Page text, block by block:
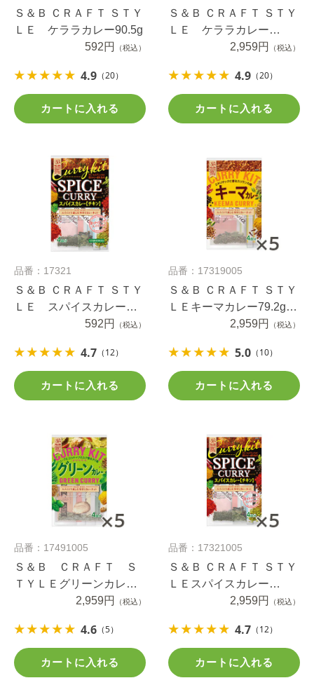
Ｓ＆Ｂ ＣＲＡＦＴ ＳＴＹ
ＬＥ ケララカレー90.5g
592円
（税込）
4.9 （20）
カートに入れる
Ｓ＆Ｂ ＣＲＡＦＴ ＳＴＹ
ＬＥ ケララカレー
2,959円 （税込）
4.9 （20）
カートに入れる
品番：17321
Ｓ＆Ｂ ＣＲＡＦＴ ＳＴＹ
ＬＥ スパイスカレー
592円 （税込）
4.7 （12）
カートに入れる
品番：17319005
Ｓ＆Ｂ ＣＲＡＦＴ ＳＴＹ
ＬＥキーマカレー79.2g×5
2,959円 （税込）
5.0 （10）
カートに入れる
品番：17491005
Ｓ＆Ｂ ＣＲＡＦＴ Ｓ
ＴＹＬＥグリーンカレー
2,959円 （税込）
4.6 （5）
カートに入れる
品番：17321005
Ｓ＆Ｂ ＣＲＡＦＴ ＳＴＹ
ＬＥスパイスカレー
2,959円 （税込）
4.7 （12）
カートに入れる